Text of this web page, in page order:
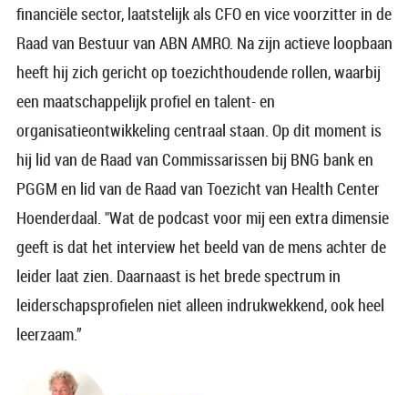
financiële sector, laatstelijk als CFO en vice voorzitter in de
Raad van Bestuur van ABN AMRO. Na zijn actieve loopbaan
heeft hij zich gericht op toezichthoudende rollen, waarbij
een maatschappelijk profiel en talent- en
organisatieontwikkeling centraal staan. Op dit moment is
hij lid van de Raad van Commissarissen bij BNG bank en
PGGM en lid van de Raad van Toezicht van Health Center
Hoenderdaal. "Wat de podcast voor mij een extra dimensie
geeft is dat het interview het beeld van de mens achter de
leider laat zien. Daarnaast is het brede spectrum in
leiderschapsprofielen niet alleen indrukwekkend, ook heel
leerzaam.”